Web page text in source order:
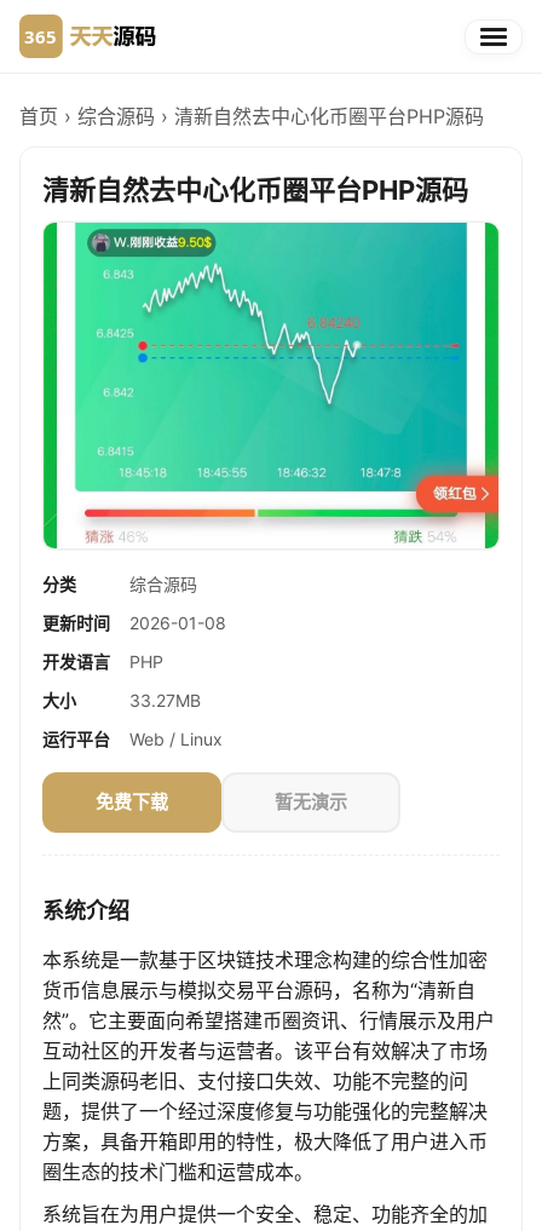
首页 › 综合源码 › 清新自然去中心化币圈平台PHP源码
清新自然去中心化币圈平台PHP源码
分类
综合源码
更新时间
2026-01-08
开发语言
PHP
大小
33.27MB
运行平台
Web / Linux
免费下载 暂无演示
系统介绍
本系统是一款基于区块链技术理念构建的综合性加密
货币信息展示与模拟交易平台源码，名称为“清新自
然”。它主要面向希望搭建币圈资讯、行情展示及用户
互动社区的开发者与运营者。该平台有效解决了市场
上同类源码老旧、支付接口失效、功能不完整的问
题，提供了一个经过深度修复与功能强化的完整解决
方案，具备开箱即用的特性，极大降低了用户进入币
圈生态的技术门槛和运营成本。
系统旨在为用户提供一个安全、稳定、功能齐全的加